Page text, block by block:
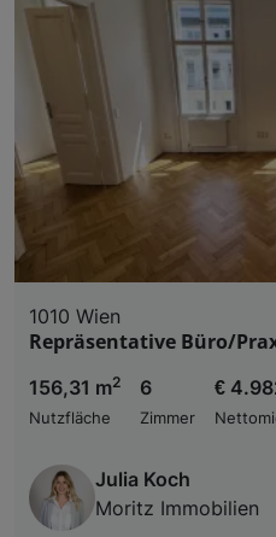
1010 Wien
Repräsentative Büro/
156,31 m2
Nutzfläche
6
Zimmer
€
Julia Koch
Moritz Immobilien